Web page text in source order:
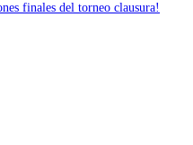
finales del torneo clausura!